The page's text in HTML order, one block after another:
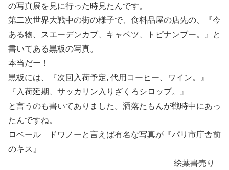
の写真展を見に行った時見たんです。
第二次世界大戦中の街の様子で、食料品屋の店先の、『今
ある物、スエーデンカブ、キャベツ、トピナンブー。』と
書いてある黒板の写真。
本当だー！
黒板には、『次回入荷予定, 代用コーヒー、ワイン。』
『入荷延期、サッカリン入りざくろシロップ。』
と言うのも書いてありました。洒落たもんが戦時中にあっ
たんですね。
ロベール ドワノーと言えば有名な写真が『パリ市庁舎前
のキス』
絵葉書売り